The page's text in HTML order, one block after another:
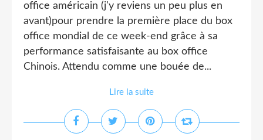
office américain (j'y reviens un peu plus en
avant)pour prendre la première place du box
office mondial de ce week-end grâce à sa
performance satisfaisante au box office
Chinois. Attendu comme une bouée de...
Lire la suite